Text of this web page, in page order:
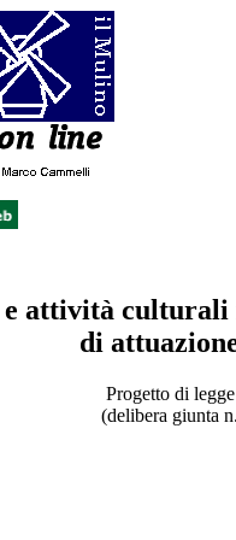
attività culturali
di
Progetto di
(delibera giunta